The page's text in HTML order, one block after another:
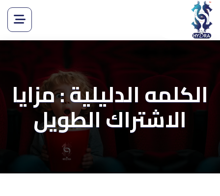
الكلمه الدليلية : مزايا
الاشتراك الطويل